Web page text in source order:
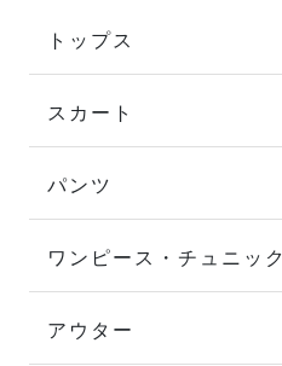
トップス
スカート
パンツ
ワンピース・チュニック
アウター